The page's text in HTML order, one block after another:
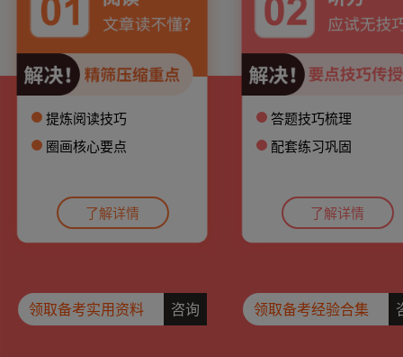
提炼阅读技巧
圈画核心要点
了解详情
领取备考实用资料 咨询
答题技巧梳理
配套练习巩固
了解详情
领取备考经验合集